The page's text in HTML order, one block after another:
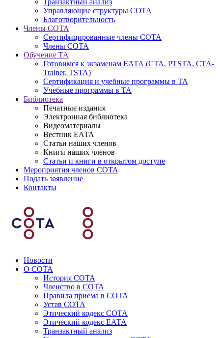
Управляющие структуры СОТА
Благотворительность
Члены СОТА
Сертифицированные члены СОТА
Члены СОТА
Обучение ТА
Готовимся к экзаменам ЕАТА (СТА, PTSTA, СТА-
Trainer, TSTA)
Сертификация и учебные программы в ТА
Учебные программы в ТА
Библиотека
Печатные издания
Электронная библиотека
Видеоматериалы
Вестник ЕАТА
Статьи наших членов
Книги наших членов
Статьи и книги в открытом доступе
Мероприятия членов СОТА
Подать заявление
Контакты
Новости
О СОТА
История СОТА
Членство в СОТА
Правила приема в СОТА
Устав СОТА
Этический кодекс СОТА
Этический кодекс ЕАТА
Транзактный анализ